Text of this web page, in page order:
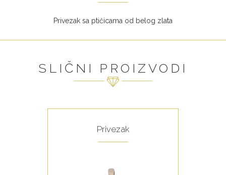
Privezak sa ptičicama od belog zlata
SLIČNI PROIZVODI
Privezak